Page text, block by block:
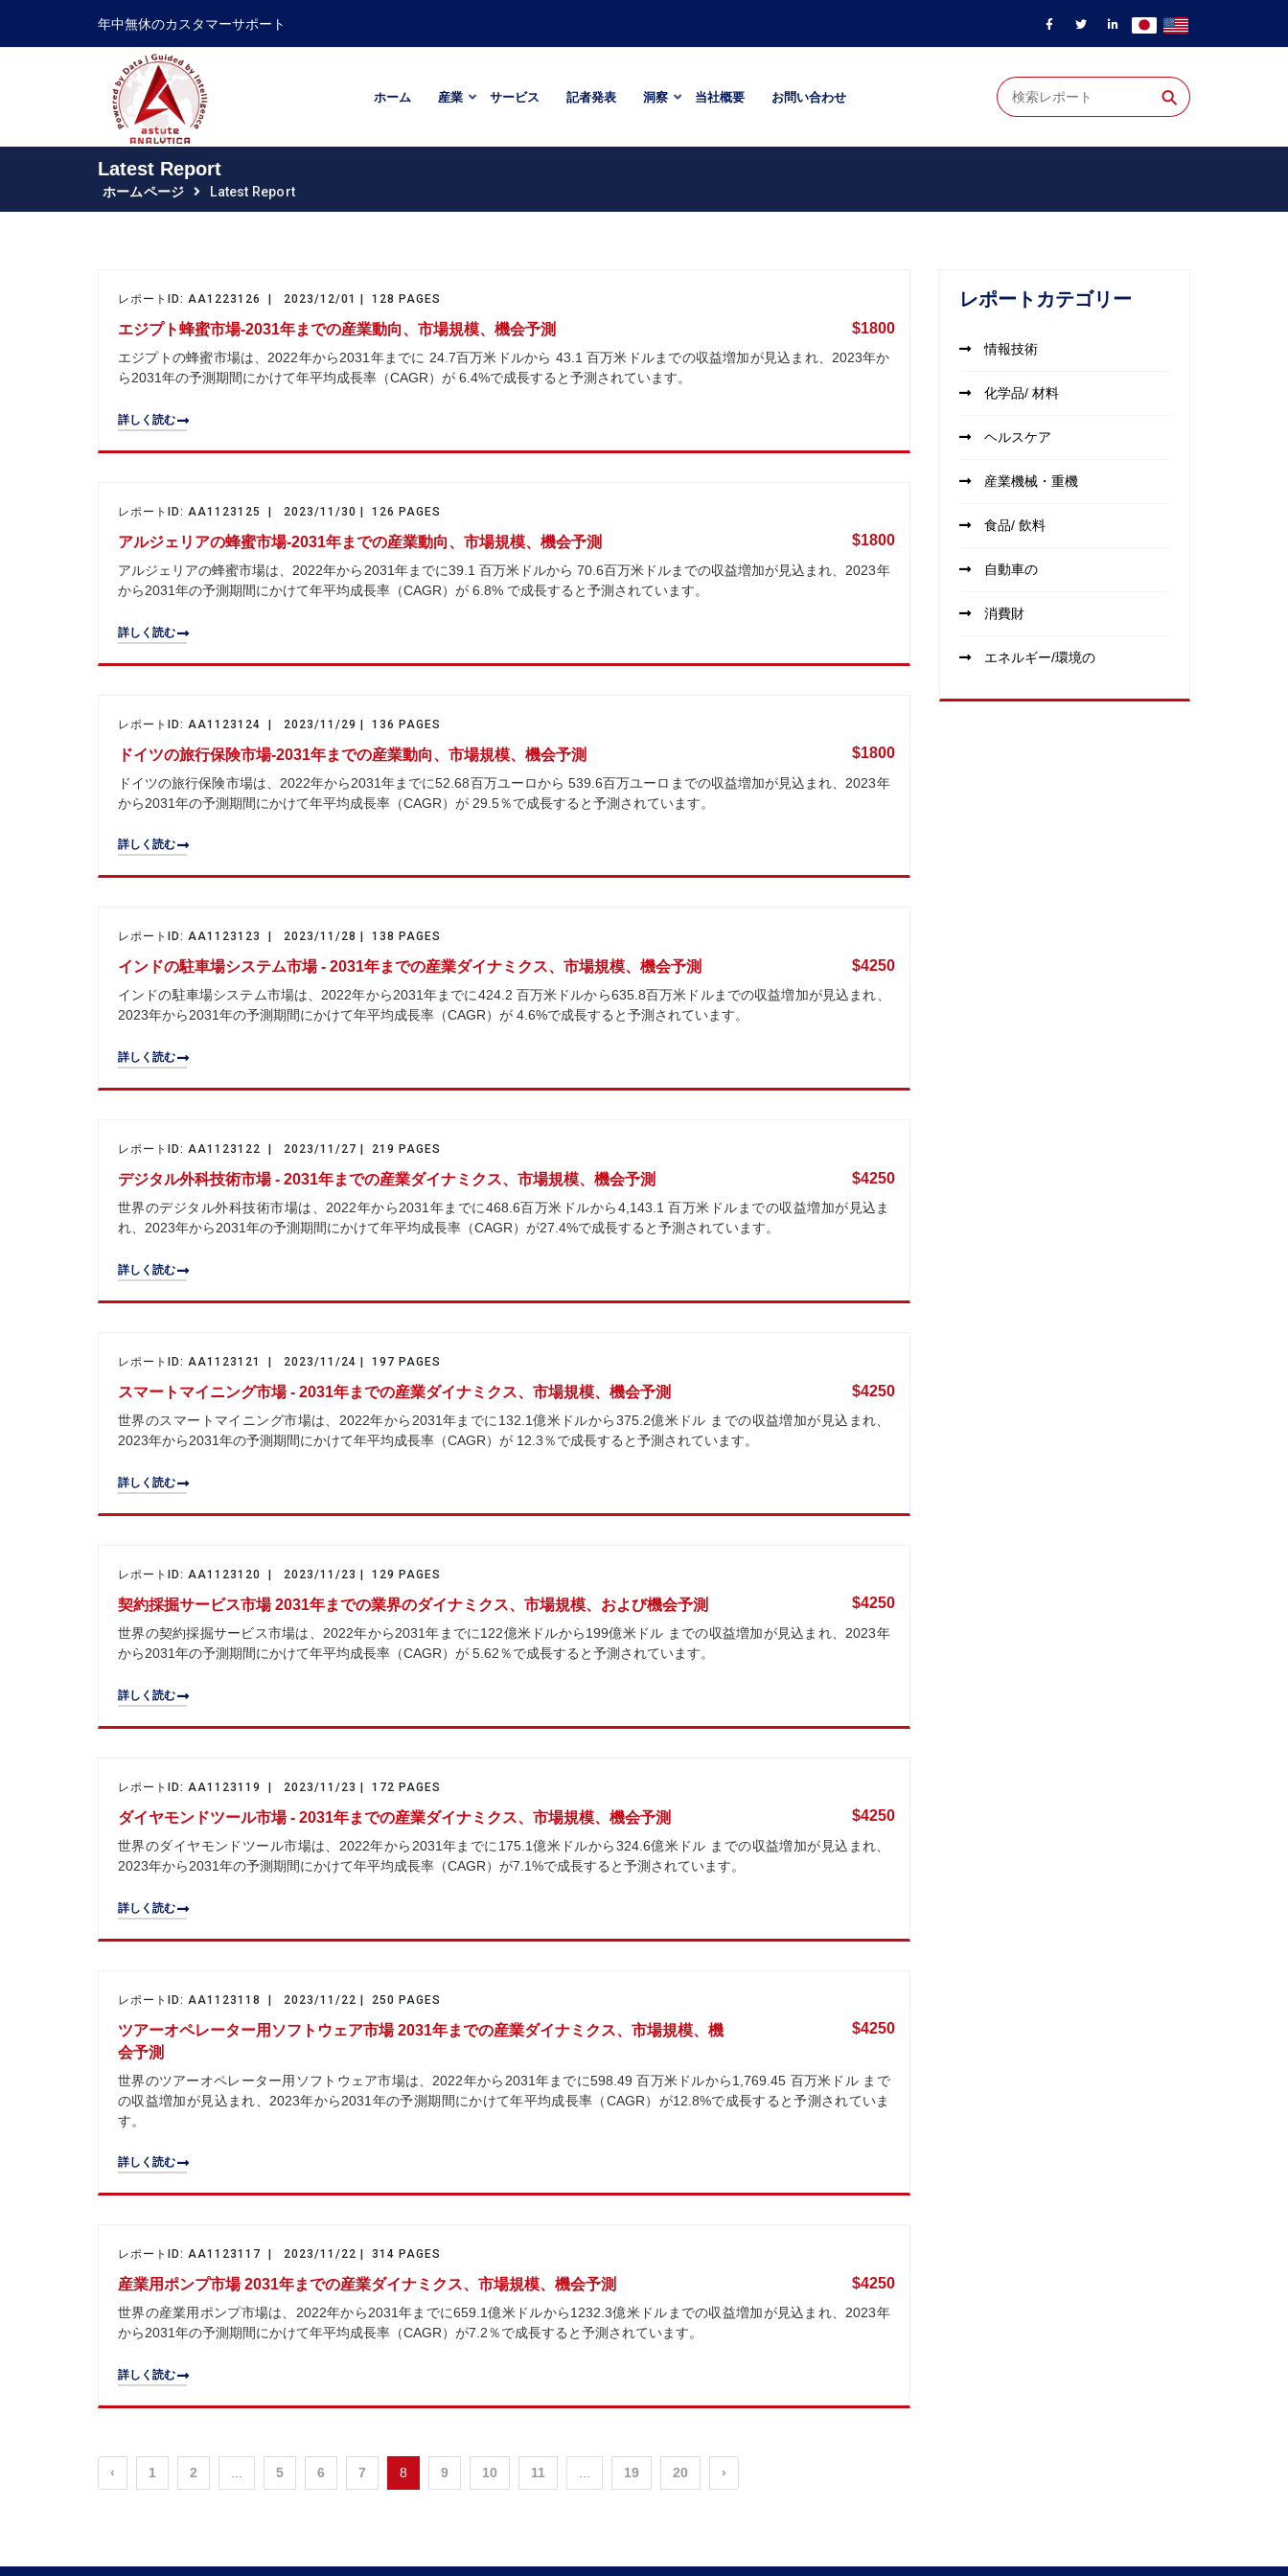
年中無休のカスタマーサポート
ホーム 産業 サービス 記者発表 洞察 当社概要 お問い合わせ ⚲
Latest Report
ホームページ Latest Report
レポートID: AA1223126 | 2023/12/01 | 128 PAGES
エジプト蜂蜜市場-2031年までの産業動向、市場規模、機会予測 $1800
エジプトの蜂蜜市場は、2022年から2031年までに 24.7百万米ドルから 43.1 百万米ドルまでの収益増加が見込まれ、2023年か
ら2031年の予測期間にかけて年平均成長率（CAGR）が 6.4%で成長すると予測されています。
詳しく読む
レポートID: AA1123125 | 2023/11/30 | 126 PAGES
アルジェリアの蜂蜜市場-2031年までの産業動向、市場規模、機会予測 $1800
アルジェリアの蜂蜜市場は、2022年から2031年までに39.1 百万米ドルから 70.6百万米ドルまでの収益増加が見込まれ、2023年
から2031年の予測期間にかけて年平均成長率（CAGR）が 6.8% で成長すると予測されています。
詳しく読む
レポートID: AA1123124 | 2023/11/29 | 136 PAGES
ドイツの旅行保険市場-2031年までの産業動向、市場規模、機会予測 $1800
ドイツの旅行保険市場は、2022年から2031年までに52.68百万ユーロから 539.6百万ユーロまでの収益増加が見込まれ、2023年
から2031年の予測期間にかけて年平均成長率（CAGR）が 29.5％で成長すると予測されています。
詳しく読む
レポートID: AA1123123 | 2023/11/28 | 138 PAGES
インドの駐車場システム市場 - 2031年までの産業ダイナミクス、市場規模、機会予測 $4250
インドの駐車場システム市場は、2022年から2031年までに424.2 百万米ドルから635.8百万米ドルまでの収益増加が見込まれ、
2023年から2031年の予測期間にかけて年平均成長率（CAGR）が 4.6%で成長すると予測されています。
詳しく読む
レポートID: AA1123122 | 2023/11/27 | 219 PAGES
デジタル外科技術市場 - 2031年までの産業ダイナミクス、市場規模、機会予測 $4250
世界のデジタル外科技術市場は、2022年から2031年までに468.6百万米ドルから4,143.1 百万米ドルまでの収益増加が見込ま
れ、2023年から2031年の予測期間にかけて年平均成長率（CAGR）が27.4%で成長すると予測されています。
詳しく読む
レポートID: AA1123121 | 2023/11/24 | 197 PAGES
スマートマイニング市場 - 2031年までの産業ダイナミクス、市場規模、機会予測 $4250
世界のスマートマイニング市場は、2022年から2031年までに132.1億米ドルから375.2億米ドル までの収益増加が見込まれ、
2023年から2031年の予測期間にかけて年平均成長率（CAGR）が 12.3％で成長すると予測されています。
詳しく読む
レポートID: AA1123120 | 2023/11/23 | 129 PAGES
契約採掘サービス市場 2031年までの業界のダイナミクス、市場規模、および機会予測 $4250
世界の契約採掘サービス市場は、2022年から2031年までに122億米ドルから199億米ドル までの収益増加が見込まれ、2023年
から2031年の予測期間にかけて年平均成長率（CAGR）が 5.62％で成長すると予測されています。
詳しく読む
レポートID: AA1123119 | 2023/11/23 | 172 PAGES
ダイヤモンドツール市場 - 2031年までの産業ダイナミクス、市場規模、機会予測 $4250
世界のダイヤモンドツール市場は、2022年から2031年までに175.1億米ドルから324.6億米ドル までの収益増加が見込まれ、
2023年から2031年の予測期間にかけて年平均成長率（CAGR）が7.1%で成長すると予測されています。
詳しく読む
レポートID: AA1123118 | 2023/11/22 | 250 PAGES
ツアーオペレーター用ソフトウェア市場 2031年までの産業ダイナミクス、市場規模、機
会予測
$4250
世界のツアーオペレーター用ソフトウェア市場は、2022年から2031年までに598.49 百万米ドルから1,769.45 百万米ドル まで
の収益増加が見込まれ、2023年から2031年の予測期間にかけて年平均成長率（CAGR）が12.8%で成長すると予測されていま
す。
詳しく読む
レポートID: AA1123117 | 2023/11/22 | 314 PAGES
産業用ポンプ市場 2031年までの産業ダイナミクス、市場規模、機会予測 $4250
世界の産業用ポンプ市場は、2022年から2031年までに659.1億米ドルから1232.3億米ドルまでの収益増加が見込まれ、2023年
から2031年の予測期間にかけて年平均成長率（CAGR）が7.2％で成長すると予測されています。
詳しく読む
‹ 1 2 ... 5 6 7 8 9 10 11 ... 19 20 ›
レポートカテゴリー
情報技術
化学品/ 材料
ヘルスケア
産業機械・重機
食品/ 飲料
自動車の
消費財
エネルギー/環境の